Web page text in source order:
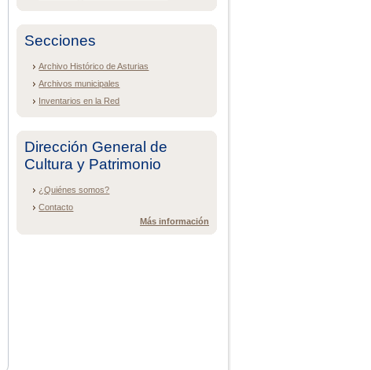
Secciones
Archivo Histórico de Asturias
Archivos municipales
Inventarios en la Red
Dirección General de
Cultura y Patrimonio
¿Quiénes somos?
Contacto
Más información